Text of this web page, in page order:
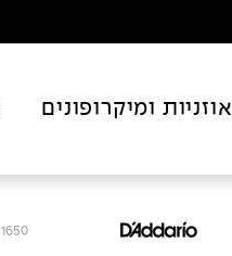
אוזניות ומיקרופונים
1650